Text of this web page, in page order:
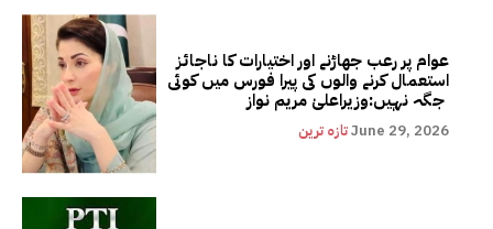
عوام پر رعب جھاڑنے اور اختیارات کا ناجائز
استعمال کرنے والوں کی پیرا فورس میں کوئی
تازہ ترینJune 29, 2026